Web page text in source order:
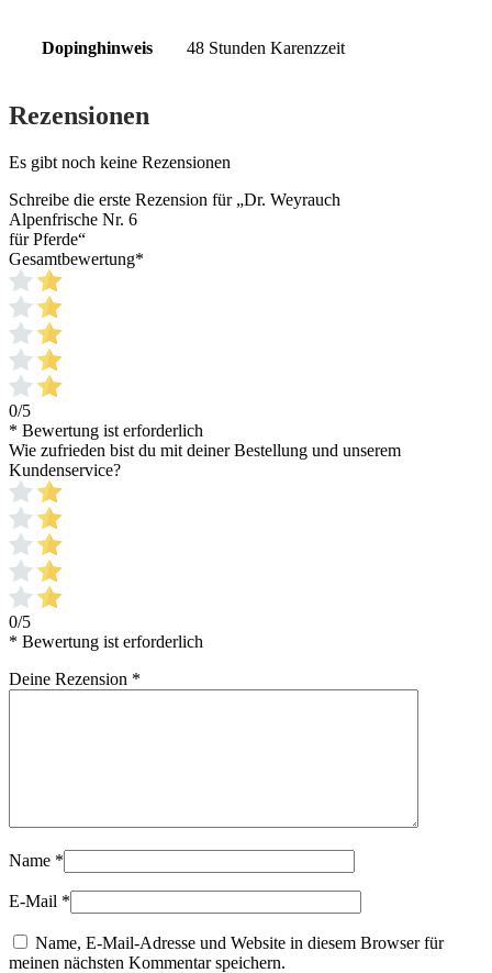
Dopinghinweis 48 Stunden Karenzzeit
Rezensionen
Es gibt noch keine Rezensionen
Schreibe die erste Rezension für „Dr. Weyrauch
Alpenfrische Nr. 6
für Pferde“
Gesamtbewertung*
0/5
* Bewertung ist erforderlich
Wie zufrieden bist du mit deiner Bestellung und unserem
Kundenservice?
0/5
* Bewertung ist erforderlich
Deine Rezension *
Name *
E-Mail *
Name, E-Mail-Adresse und Website in diesem Browser für
meinen nächsten Kommentar speichern.